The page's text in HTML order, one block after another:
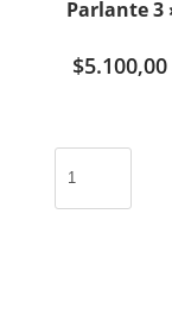
Parlante 3
$5.100,00